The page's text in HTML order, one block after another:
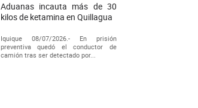
Aduanas incauta más de 30
kilos de ketamina en Quillagua
Iquique 08/07/2026.- En prisión
preventiva quedó el conductor de
camión tras ser detectado por...